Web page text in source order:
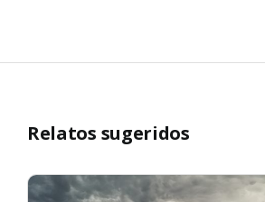
Relatos sugeridos